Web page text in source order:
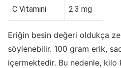
C Vitamini 2.3 mg
Eriğin besin değeri oldukça
söylenebilir. 100 gram erik,
içermektedir. Bu nedenle, kilo